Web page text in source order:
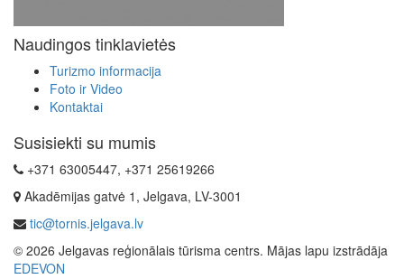
Naudingos tinklavietės
Turizmo informacija
Foto ir Video
Kontaktai
Susisiekti su mumis
+371 63005447, +371 25619266
Akadēmijas gatvė 1, Jelgava, LV-3001
tic@tornis.jelgava.lv
© 2026 Jelgavas reģionālais tūrisma centrs. Mājas lapu izstrādāja
EDEVON